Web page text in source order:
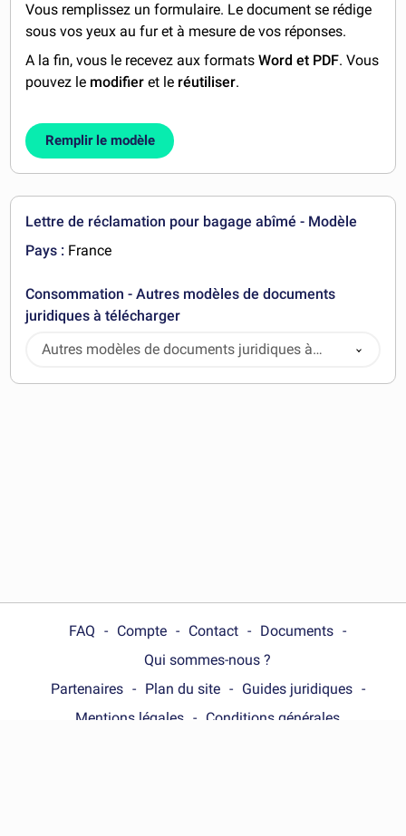
Vous remplissez un formulaire. Le document se rédige
sous vos yeux au fur et à mesure de vos réponses.
A la fin, vous le recevez aux formatsWord et PDF. Vous
pouvez le modifier et le réutiliser.
Remplir le modèle
Lettre de réclamation pour bagage abîmé - Modèle
Pays : France
Consommation - Autres modèles de documents
juridiques à télécharger
Autres modèles de documents juridiques à
télécharger
FAQ Compte Contact
Documents
Qui sommes-nous ?
Partenaires
Plan du site
Guides juridiques
Mentions légales
Conditions générales